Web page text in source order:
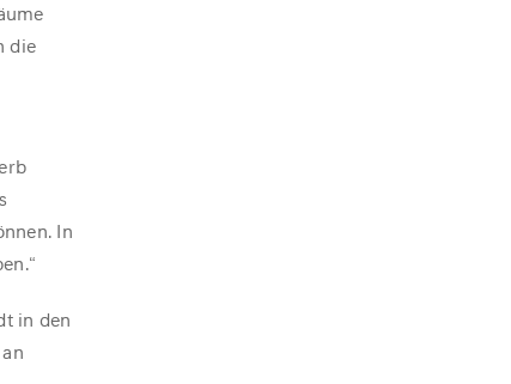
die
In
in den